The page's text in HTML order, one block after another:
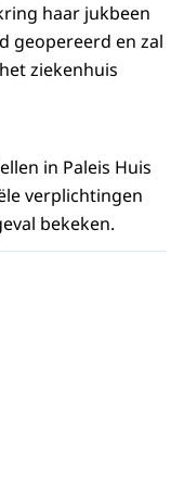
haar jukbeen
geopereerd en zal
ziekenhuis
in Paleis Huis
verplichtingen
bekeken.